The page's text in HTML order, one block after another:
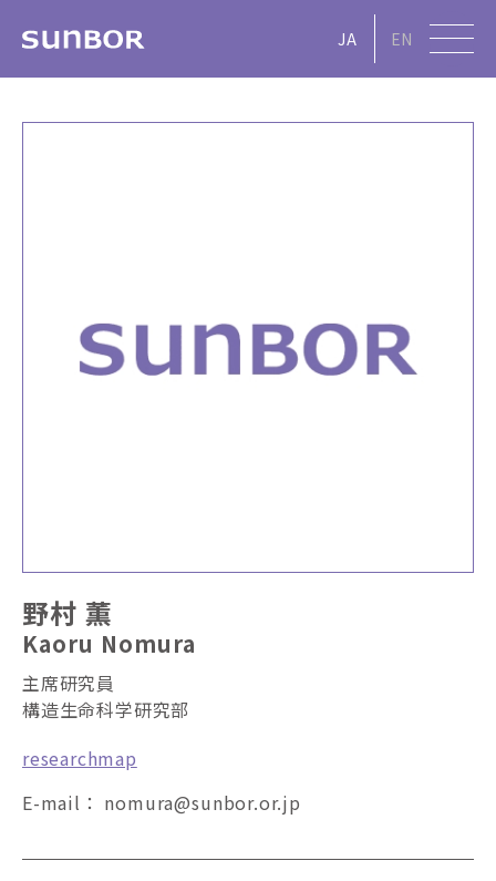
JA EN
野村 薫
Kaoru Nomura
主席研究員
構造生命科学研究部
researchmap
E-mail： nomura sunbor.or.jp